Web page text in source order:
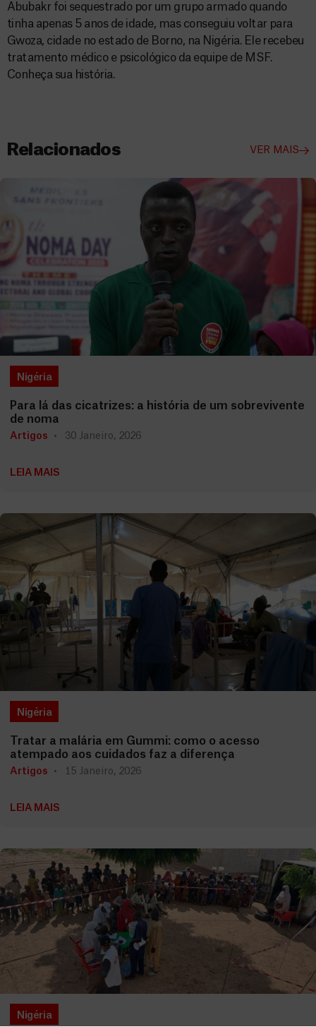
Abubakr foi sequestrado por um grupo armado quando
tinha apenas 5 anos de idade, mas conseguiu voltar para
Gwoza, cidade no estado de Borno, na Nigéria. Ele recebeu
tratamento médico e psicológico da equipe de MSF.
Conheça sua história.
Relacionados VER MAIS
Nigéria
Para lá das cicatrizes: a história de um sobrevivente
de noma
Artigos 30 Janeiro, 2026
LEIA MAIS
Nigéria
Tratar a malária em Gummi: como o acesso
atempado aos cuidados faz a diferença
Artigos 15 Janeiro, 2026
LEIA MAIS
Nigéria